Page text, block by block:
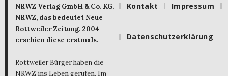
NRWZ Verlag GmbH & Co. KG.
NRWZ, das bedeutet Neue
Rottweiler Zeitung. 2004
erschien diese erstmals.
Rottweiler Bürger haben die
NRWZ ins Leben gerufen. Im
Kontakt Impressum
Datenschutzerklärung